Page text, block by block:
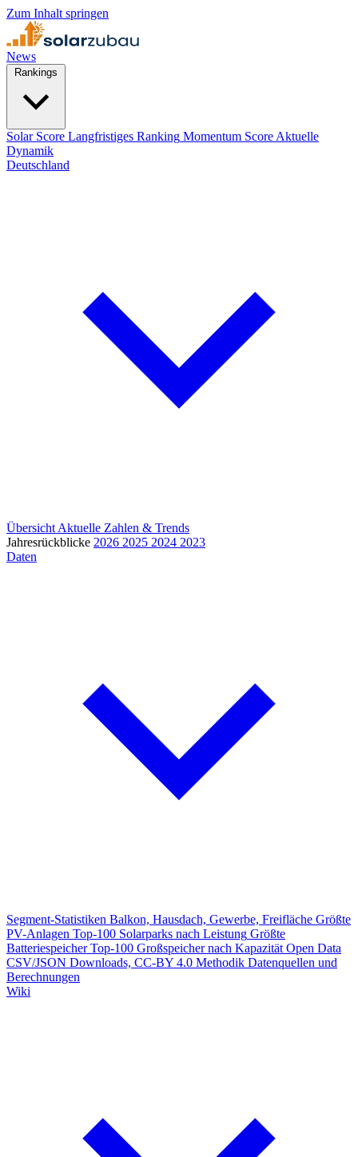
Zum Inhalt springen
News
Solar Score Langfristiges Ranking Momentum Score Aktuelle
Dynamik
Deutschland
Übersicht Aktuelle Zahlen & Trends
Jahresrückblicke 2026 2025 2024 2023
Daten
Segment-Statistiken Balkon, Hausdach, Gewerbe, Freifläche Größte
PV-Anlagen Top-100 Solarparks nach Leistung Größte
Batteriespeicher Top-100 Großspeicher nach Kapazität Open Data
CSV/JSON Downloads, CC-BY 4.0 Methodik Datenquellen und
Berechnungen
Wiki